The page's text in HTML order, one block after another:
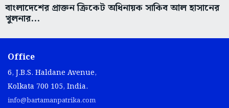
বাংলাদেশের প্রাক্তন ক্রিকেট অধিনায়ক সাকিব আল হাসানের
খুলনার...
Office
6, J.B.S. Haldane Avenue,
Kolkata 700 105, India.
info@bartamanpatrika.com